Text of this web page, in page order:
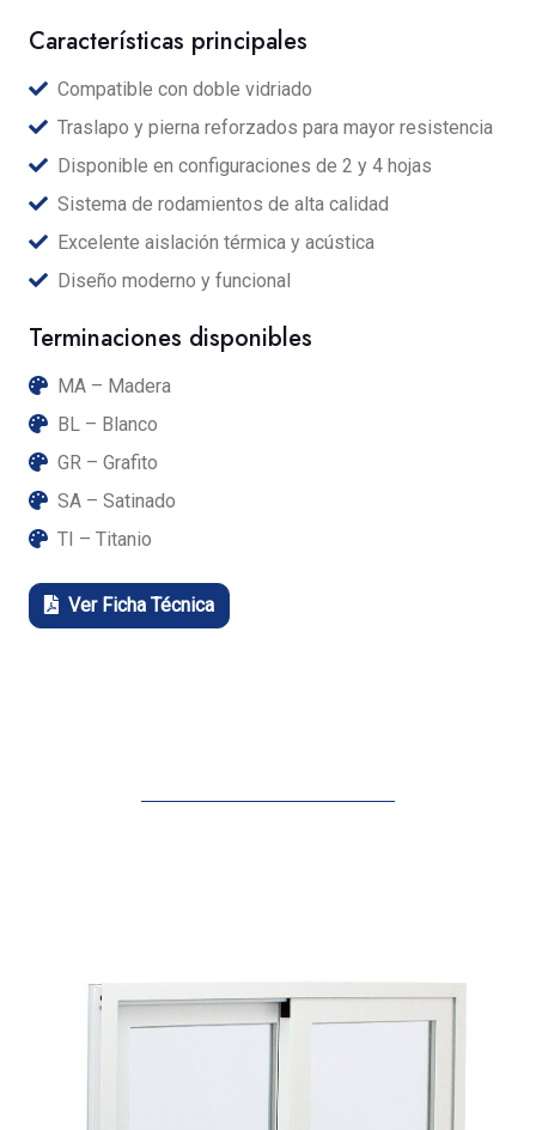
Características principales
Compatible con doble vidriado
Traslapo y pierna reforzados para mayor resistencia
Disponible en configuraciones de 2 y 4 hojas
Sistema de rodamientos de alta calidad
Excelente aislación térmica y acústica
Diseño moderno y funcional
Terminaciones disponibles
MA – Madera
BL – Blanco
GR – Grafito
SA – Satinado
TI – Titanio
Ver Ficha Técnica